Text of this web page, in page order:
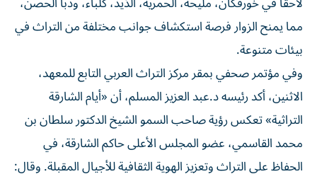
مما يمنح الزوار فرصة استكشاف جوانب مختلفة من التراث في
بيئات متنوعة.
وفي مؤتمر صحفي بمقر مركز التراث العربي التابع للمعهد،
الاثنين، أكد رئيسه د.عبد العزيز المسلم، أن «أيام الشارقة
التراثية» تعكس رؤية صاحب السمو الشيخ الدكتور سلطان بن
محمد القاسمي، عضو المجلس الأعلى حاكم الشارقة، في
الحفاظ على التراث وتعزيز الهوية الثقافية للأجيال المقبلة. وقال: